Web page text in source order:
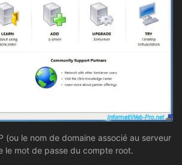
(ou le nom de domaine associé au serveur
le mot de passe du compte root.